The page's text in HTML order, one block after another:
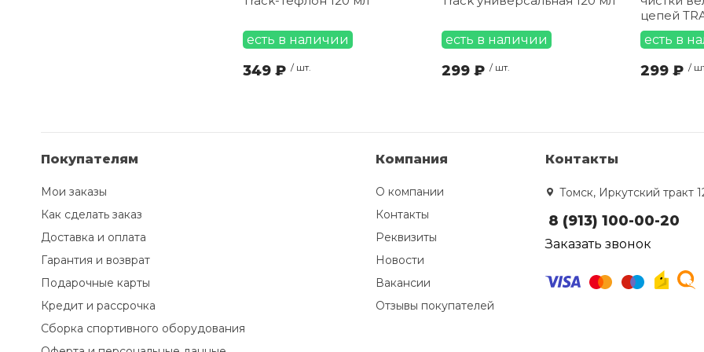
есть в наличии
349 ₽ / шт.
есть в наличии
299 ₽ / шт.
цепей
есть в
299 ₽ /
Покупателям
Мои заказы
Как сделать заказ
Доставка и оплата
Гарантия и возврат
Подарочные карты
Кредит и рассрочка
Сборка спортивного оборудования
Компания
О компании
Контакты
Реквизиты
Новости
Вакансии
Отзывы покупателей
Контакты
Томск, Иркутский тракт
8 (913) 100-00-20
Заказать звонок